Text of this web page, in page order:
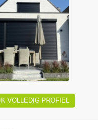
VOLLEDIG PROFIEL